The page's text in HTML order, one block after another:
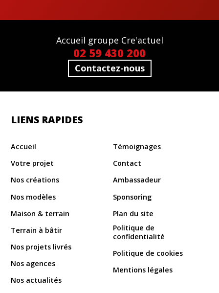
Accueil groupe Cre'actuel
02 59 430 200
Contactez-nous
LIENS RAPIDES
Accueil
Votre projet
Nos créations
Nos modèles
Maison & terrain
Terrain à bâtir
Nos projets livrés
Nos agences
Nos actualités
Témoignages
Contact
Ambassadeur
Sponsoring
Plan du site
Politique de
confidentialité
Politique de cookies
Mentions légales